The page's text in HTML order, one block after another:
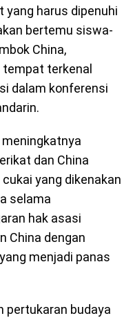
yang harus dipenuhi
bertemu siswa-
China,
terkenal
dalam konferensi
dan China
yang dikenakan
selama
hak asasi
China dengan
menjadi panas
pertukaran budaya